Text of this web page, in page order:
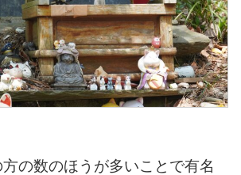
の数のほうが多いことで有名